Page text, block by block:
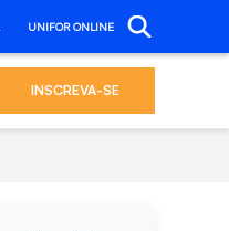
UNIFOR ONLINE
INSCREVA-SE